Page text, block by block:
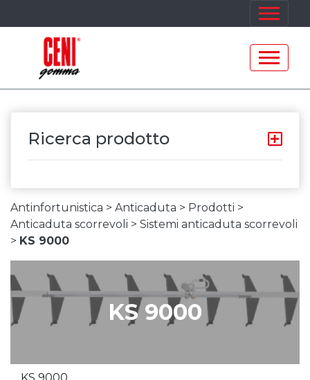
Ricerca prodotto
Antinfortunistica > Anticaduta > Prodotti >
Anticaduta scorrevoli > Sistemi anticaduta scorrevoli
> KS 9000
KS 9000